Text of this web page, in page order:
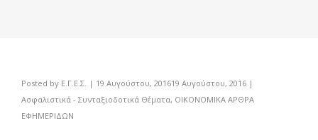
Posted by Ε.Γ.Ε.Σ. | 19 Αυγούστου, 201619 Αυγούστου, 2016 |
Ασφαλιστικά - Συνταξιοδοτικά Θέματα, ΟΙΚΟΝΟΜΙΚΑ ΑΡΘΡΑ
ΕΦΗΜΕΡΙΔΩΝ